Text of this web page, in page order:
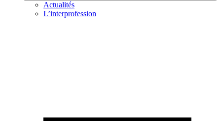
Actualités
L’interprofession